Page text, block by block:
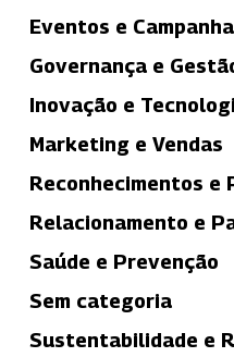
Eventos e
Governança e
Inovação e
Marketing e Vendas
Reconhecimentos e
Relacionamento e
Saúde e Prevenção
Sem categoria
Sustentabilidade e